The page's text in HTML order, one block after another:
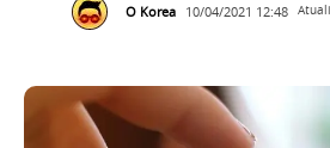
O Korea 10/04/2021 12:48